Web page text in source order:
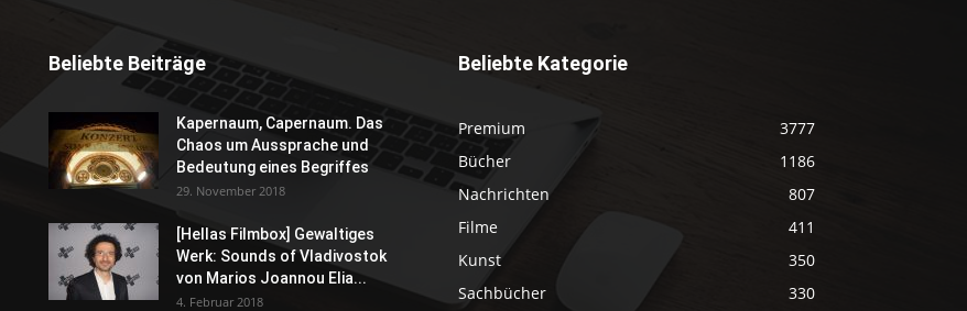
Beliebte Beiträge
Kapernaum, Capernaum. Das
Chaos um Aussprache und
Bedeutung eines Begriffes
29. November 2018
[Hellas Filmbox] Gewaltiges
Werk: Sounds of Vladivostok
von Marios Joannou Elia...
4. Februar 2018
Beliebte Kategorie
Premium
3777
Bücher
1186
Nachrichten
807
Filme
411
Kunst
350
Sachbücher
330